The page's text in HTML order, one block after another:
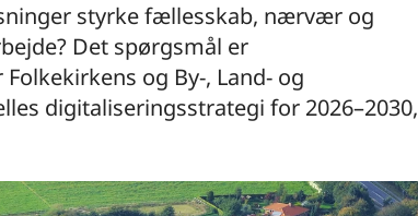
styrke fællesskab, nærvær og
Det spørgsmål er
og By-, Land- og
digitaliseringsstrategi for 2026–2030,